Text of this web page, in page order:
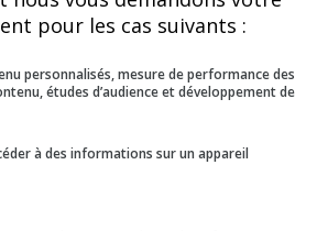
d'avis sur cette communauté.
pour les cas suivants :
personnalisés, mesure de performance des
études d’audience et développement de
à des informations sur un appareil